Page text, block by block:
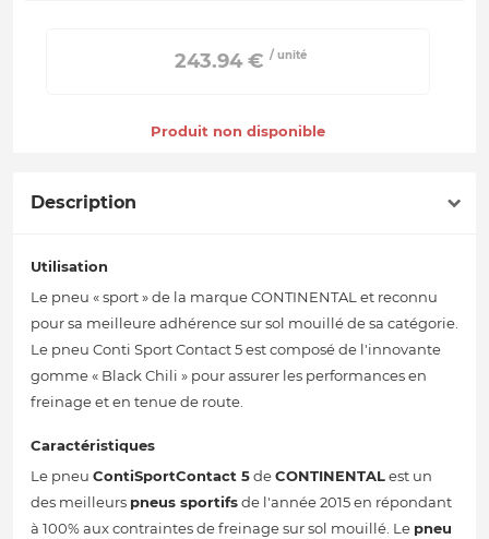
243.94 € / unité
Produit non disponible
Description
Utilisation
Le pneu « sport » de la marque CONTINENTAL et reconnu
pour sa meilleure adhérence sur sol mouillé de sa catégorie.
Le pneu Conti Sport Contact 5 est composé de l'innovante
gomme « Black Chili » pour assurer les performances en
freinage et en tenue de route.
Caractéristiques
Le pneu ContiSportContact 5deCONTINENTALest un
des meilleurs pneus sportifsde l'année 2015 en répondant
à 100% aux contraintes de freinage sur sol mouillé. Le pneu